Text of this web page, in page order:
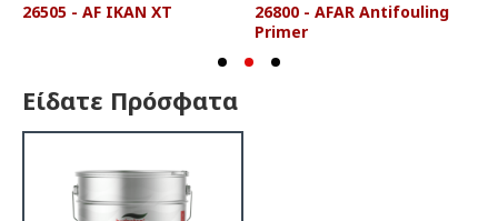
26505 - AF IKAN XT
26800 - AFAR Antifouling
Primer
Είδατε Πρόσφατα